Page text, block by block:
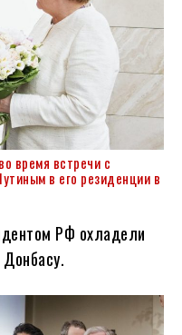
время встречи с
в его резиденции в
РФ охладели